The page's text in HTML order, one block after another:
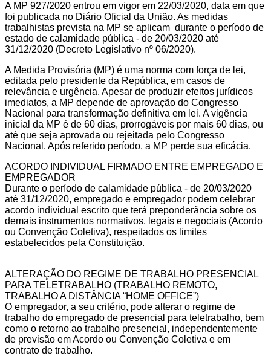
A MP 927/2020 entrou em vigor em 22/03/2020, data em que
foi publicada no Diário Oficial da União. As medidas
trabalhistas prevista na MP se aplicam durante o período de
estado de calamidade pública - de 20/03/2020 até
31/12/2020 (Decreto Legislativo nº 06/2020).
A Medida Provisória (MP) é uma norma com força de lei,
editada pelo presidente da República, em casos de
relevância e urgência. Apesar de produzir efeitos jurídicos
imediatos, a MP depende de aprovação do Congresso
Nacional para transformação definitiva em lei. A vigência
inicial da MP é de 60 dias, prorrogáveis por mais 60 dias, ou
até que seja aprovada ou rejeitada pelo Congresso
Nacional. Após referido período, a MP perde sua eficácia.
ACORDO INDIVIDUAL FIRMADO ENTRE EMPREGADO E
EMPREGADOR
Durante o período de calamidade pública - de 20/03/2020
até 31/12/2020, empregado e empregador podem celebrar
acordo individual escrito que terá preponderância sobre os
demais instrumentos normativos, legais e negociais (Acordo
ou Convenção Coletiva), respeitados os limites
estabelecidos pela Constituição.
ALTERAÇÃO DO REGIME DE TRABALHO PRESENCIAL
PARA TELETRABALHO (TRABALHO REMOTO,
TRABALHO A DISTÂNCIA “HOME OFFICE”)
O empregador, a seu critério, pode alterar o regime de
trabalho do empregado de presencial para teletrabalho, bem
como o retorno ao trabalho presencial, independentemente
de previsão em Acordo ou Convenção Coletiva e em
contrato de trabalho.